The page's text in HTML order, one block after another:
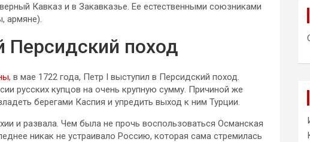
Кавказ и в Закавказье. Ее естественными союзниками
армяне).
Персидский поход
, в мае 1722 года, Петр I выступил в Персидский поход.
русских купцов на очень крупную сумму. Причиной же
берегами Каспия и упредить выход к ним Турции.
и развала. Чем была не прочь воспользоваться Османская
никак не устраивало Россию, которая сама стремилась